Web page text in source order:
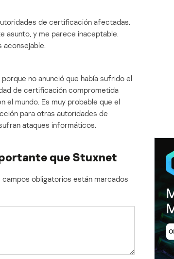
de certificación afectadas.
asunto, y me parece inaceptable.
aconsejable.
no anunció que había sufrido el
de certificación comprometida
mundo. Es muy probable que el
para otras autoridades de
ataques informáticos.
que Stuxnet
campos obligatorios están marcados